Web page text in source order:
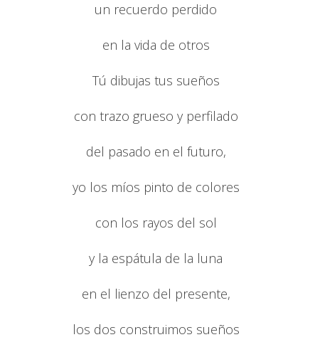
un recuerdo perdido
en la vida de otros
Tú dibujas tus sueños
con trazo grueso y perfilado
del pasado en el futuro,
yo los míos pinto de colores
con los rayos del sol
y la espátula de la luna
en el lienzo del presente,
los dos construimos sueños